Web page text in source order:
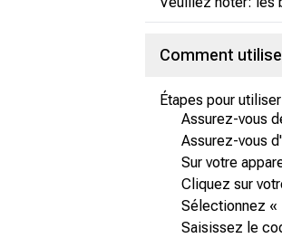
Comment
Étapes pour
Assurez-vous
Assurez-vous
Sur votre
Cliquez sur
Sélectionnez «
Saisissez le